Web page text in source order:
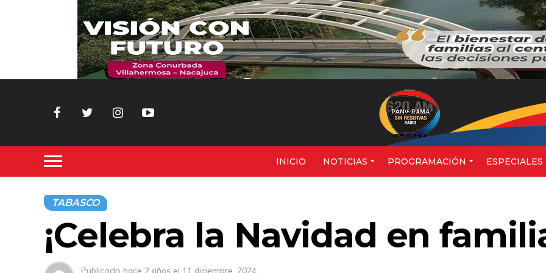
620AM
INICIO NOTICIAS PROGRAMACIÓN ESPECIALES
TABASCO
¡Celebra la Navidad en
Publicado hace 2 años el 11 diciembre, 2024